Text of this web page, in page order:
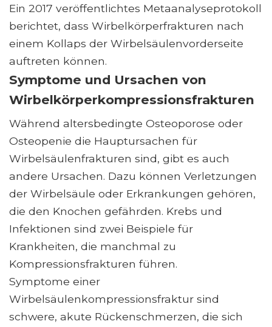
Ein 2017 veröffentlichtes Metaanalyseprotokoll
berichtet, dass Wirbelkörperfrakturen nach
einem Kollaps der Wirbelsäulenvorderseite
auftreten können.
Symptome und Ursachen von
Wirbelkörperkompressionsfrakturen
Während altersbedingte Osteoporose oder
Osteopenie die Hauptursachen für
Wirbelsäulenfrakturen sind, gibt es auch
andere Ursachen. Dazu können Verletzungen
der Wirbelsäule oder Erkrankungen gehören,
die den Knochen gefährden. Krebs und
Infektionen sind zwei Beispiele für
Krankheiten, die manchmal zu
Kompressionsfrakturen führen.
Symptome einer
Wirbelsäulenkompressionsfraktur sind
schwere, akute Rückenschmerzen, die sich